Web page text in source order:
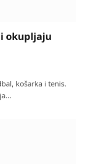
okupljaju
košarka i tenis.